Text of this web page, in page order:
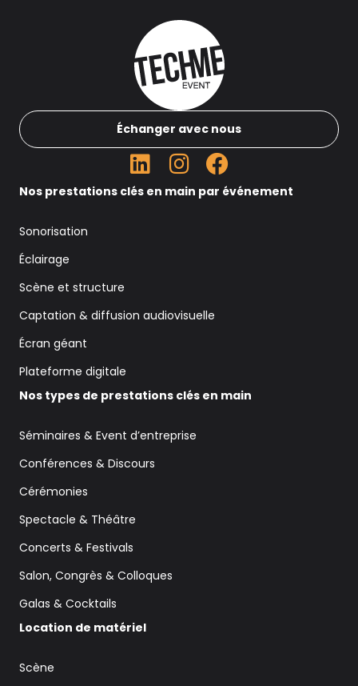
Échanger avec nous
Nos prestations clés en main par événement
Sonorisation
Éclairage
Scène et structure
Captation & diffusion audiovisuelle
Écran géant
Plateforme digitale
Nos types de prestations clés en main
Séminaires & Event d’entreprise
Conférences & Discours
Cérémonies
Spectacle & Théâtre
Concerts & Festivals
Salon, Congrès & Colloques
Galas & Cocktails
Location de matériel
Scène